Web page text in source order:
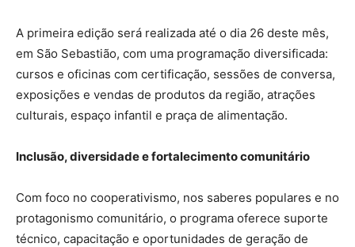
A primeira edição será realizada até o dia 26 deste mês,
em São Sebastião, com uma programação diversificada:
cursos e oficinas com certificação, sessões de conversa,
exposições e vendas de produtos da região, atrações
culturais, espaço infantil e praça de alimentação.
Inclusão, diversidade e fortalecimento comunitário
Com foco no cooperativismo, nos saberes populares e no
protagonismo comunitário, o programa oferece suporte
técnico, capacitação e oportunidades de geração de